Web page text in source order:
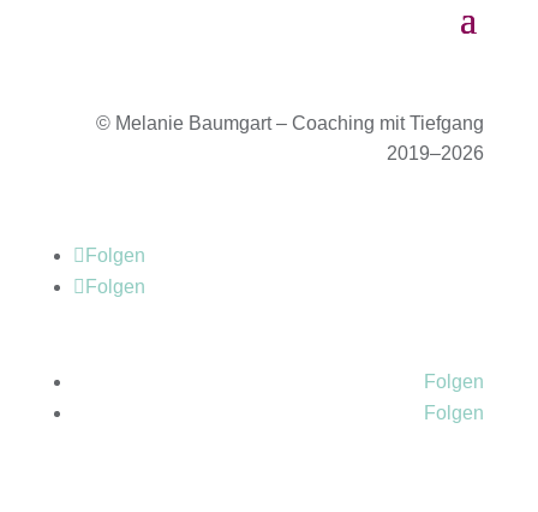
© Melanie Baumgart – Coaching mit Tiefgang
2019–2026
Folgen
Folgen
Folgen
Folgen